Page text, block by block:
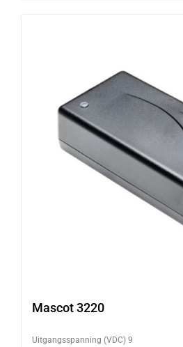
Mascot 3220
Uitgangsspanning (VDC) 9